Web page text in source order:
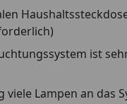
ist
viele Lampen an das